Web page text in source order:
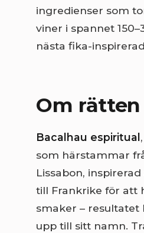
ingredienser som
viner i spannet
nästa fika-
Om rätten
Bacalhau espiritual
som härstammar
Lissabon,
till Frankrike för att
smaker –
upp till sitt namn.